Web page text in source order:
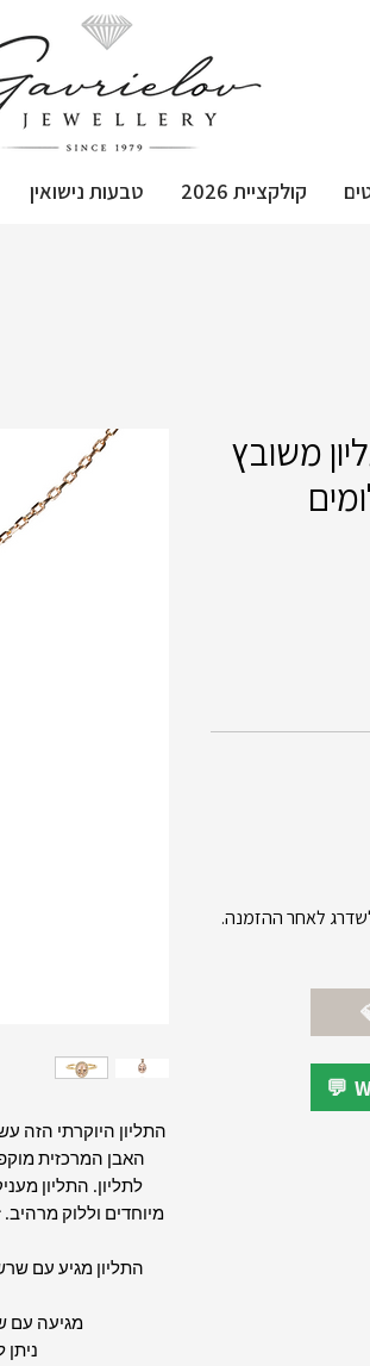
קולקציית 2026 טבעות נישואין
האבן המרכזית
לתליון. התליון
מיוחדים וללוק
התליון מגיע עם
מגיעה עם שרשרת באורך
משובץ